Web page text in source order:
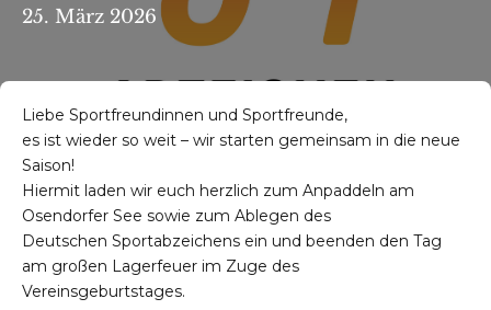
25. März 2026
Liebe Sportfreundinnen und Sportfreunde,
es ist wieder so weit – wir starten gemeinsam in die neue
Saison!
Hiermit laden wir euch herzlich zum Anpaddeln am
Osendorfer See sowie zum Ablegen des
Deutschen Sportabzeichens ein und beenden den Tag
am großen Lagerfeuer im Zuge des
Vereinsgeburtstages.